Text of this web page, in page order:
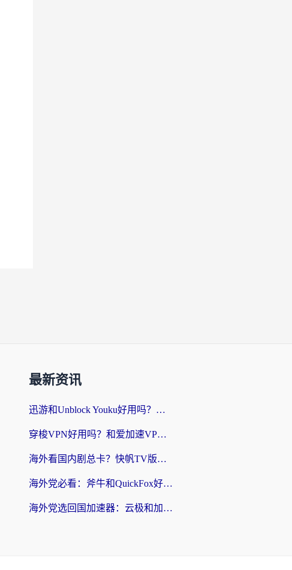
最新资讯
迅游和Unblock Youku好用吗？海外党亲测：3个维度教你选对回国加速器
穿梭VPN好用吗？和爱加速VPN对比哪个回国效果更好？海外党必看的实用指南
海外看国内剧总卡？快帆TV版VPN好用吗？和海牛VPN对比哪个回国效果更好？
海外党必看：斧牛和QuickFox好用吗？3步选对回国加速器，无缝刷国内剧玩游戏
海外党选回国加速器：云极和加速喵哪个好？附3款热门工具实测对比